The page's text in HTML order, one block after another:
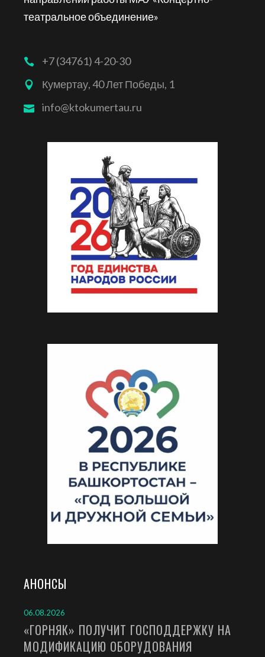
театральное объединение»
+7 (34761) 4-20-30
Кумертау, 40 Лет Победы, 1
info@ktokumertau.ru
АНОНСЫ
06.08.2026
«ГОРНЯК» ПОЛУЧИТ ГОСПОДДЕРЖКУ НА
МОДИФИКАЦИЮ ОБОРУДОВАНИЯ